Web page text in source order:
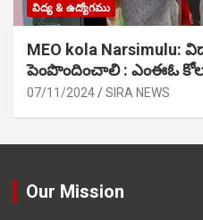
విద్య & ఉద్యోగము
MEO kola Narsimulu:
పెంపొందించాలి : ఎంఈఓ కోల
07/11/2024 SIRA NEWS
Our Mission